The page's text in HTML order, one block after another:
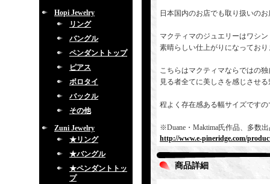
Hopi Jewelry
リング
バングル
ペンダントトップ
ピアス
ボロタイ
バックル
その他
Zuni Jewelry
★リング
★バングル
★ペンダントトッ
プ
日本国内のお店でも取り扱いの
マクティマのジュエリーはワシ
素晴らしい仕上がりになっており
こちらはマクティマならではの
見る者全てに美しさを感じさせ
程よく存在感ある幅サイズです
※Duane・Maktima氏作品、多数
http://www.e-pineridge.com/
商品詳細